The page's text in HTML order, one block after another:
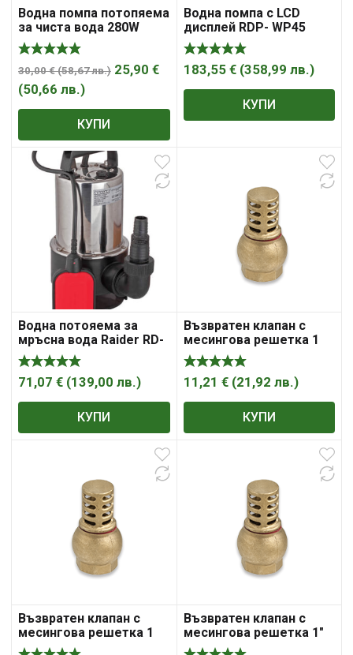
Водна помпа потопяема
за чиста вода 280W
TOPGARDEN RD-WP33
30,00€ (58,67лв.) 25,90 €
(50,66 лв.)
КУПИ
Водна помпа с LCD
дисплей RDP- WP45
183,55 € (358,99 лв.)
КУПИ
Водна потояема за
мръсна вода Raider RD-
WP12
71,07 € (139,00 лв.)
КУПИ
Възвратен клапан с
месингова решетка 1
1/2″
11,21 € (21,92 лв.)
КУПИ
Възвратен клапан с
месингова решетка 1
1/4inch
Възвратен клапан с
месингова решетка 1″